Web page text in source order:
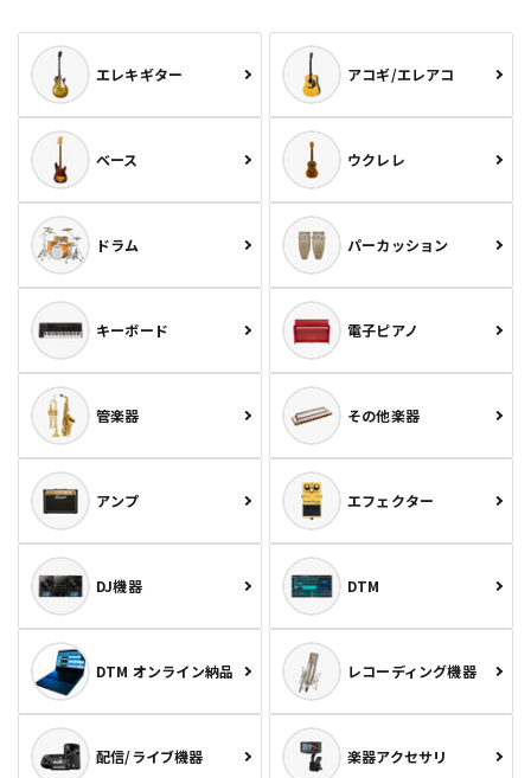
エレキギター アコギ/エレアコ
ベース ウクレレ
ドラム パーカッション
キーボード 電子ピアノ
管楽器 その他楽器
アンプ エフェクター
DJ機器 DTM
DTM オンライン納品 レコーディング機器
配信/ライブ機器 楽器アクセサリ